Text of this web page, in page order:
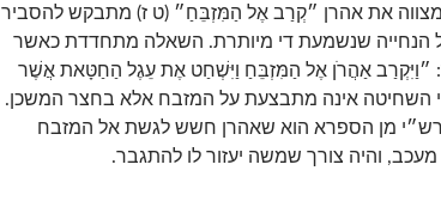
את אהרן ״קְרַב אֶל הַמִּזְבֵּחַ״ (ט ז) מתבקש להסביר
הנחייה שנשמעת די מיותרת. השאלה מתחדדת כאשר
״וַיִּקְרַב אַהֲרֹן אֶל הַמִּזְבֵּחַ וַיִּשְׁחַט אֶת עֵגֶל הַחַטָּאת אֲשֶׁר
השחיטה אינה מתבצעת על המזבח אלא בחצר המשכן.
מן הספרא הוא שאהרן חשש לגשת אל המזבח
והיה צורך שמשה יעזור לו להתגבר.